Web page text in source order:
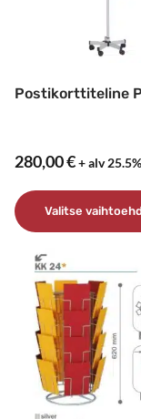
Postikorttiteline
280,00€+ alv 25.5%
Valitse
Tällä
tuotteella
useampi
muunnelma.
Voit
tehdä
valinnat